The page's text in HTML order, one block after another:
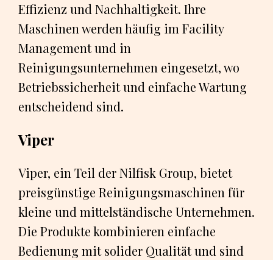
Effizienz und Nachhaltigkeit. Ihre
Maschinen werden häufig im Facility
Management und in
Reinigungsunternehmen eingesetzt, wo
Betriebssicherheit und einfache Wartung
entscheidend sind.
Viper
Viper, ein Teil der Nilfisk Group, bietet
preisgünstige Reinigungsmaschinen für
kleine und mittelständische Unternehmen.
Die Produkte kombinieren einfache
Bedienung mit solider Qualität und sind